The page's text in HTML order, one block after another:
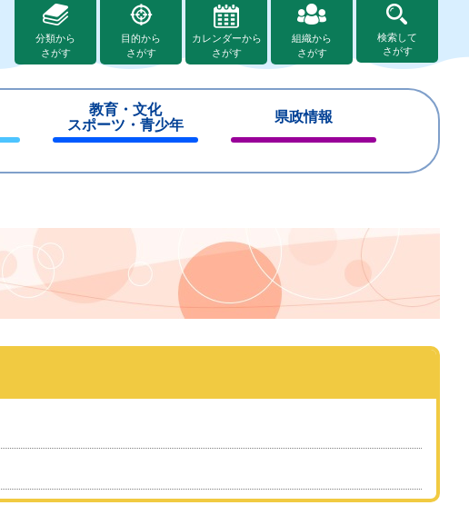
分類から
さがす
目的から
さがす
カレンダーから
さがす
組織から
さがす
検索して
さがす
教育・文化
スポーツ・青少年
じ
県政情報
じ